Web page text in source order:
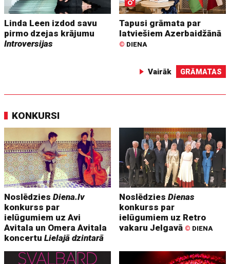
Linda Leen izdod savu
pirmo dzejas krājumu
Introversijas
Tapusi grāmata par
latviešiem Azerbaidžānā
© DIENA
Vairāk GRĀMATAS
KONKURSI
NoslēdziesDiena.lv
konkurss par
ielūgumiem uz Avi
Avitala un Omera Avitala
koncertuLielajā dzintarā
NoslēdziesDienas
konkurss par
ielūgumiem uz Retro
vakaru Jelgavā © DIENA